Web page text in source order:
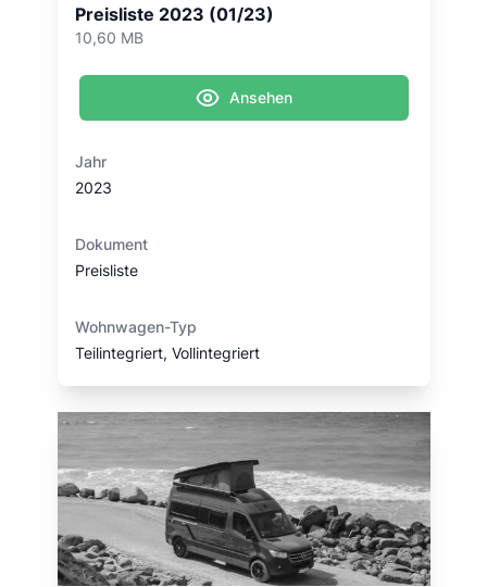
Preisliste 2023 (01/23)
10,60 MB
Ansehen
Jahr
2023
Dokument
Preisliste
Wohnwagen-Typ
Teilintegriert, Vollintegriert